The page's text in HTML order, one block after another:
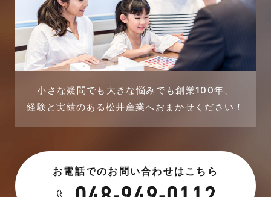
店舗・テナント施工事例
戸建賃貸住宅活用事例
採用情報
未分類
未分類
2023年10月
2023年9月
2023年7月
2023年5月
小さな疑問でも大きな悩みでも創業100年、
経験と実績のある松井産業へおまかせください！
お電話でのお問い合わせはこちら